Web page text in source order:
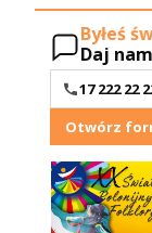
Byłeś
Daj
17 222 22
Otwórz